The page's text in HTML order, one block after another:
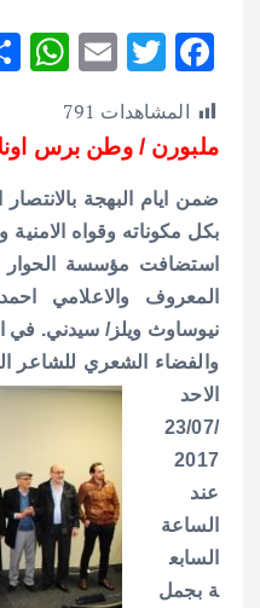
F
ac
e
b
o
o
k
T
w
it
te
r
E
ai
l
s
A
p
p
المشاهدات 791
ملبورن / وطن برس
ضمن ايام البهجة
بكل مكوناته وقواه الامنية
استضافت مؤسسة الحوار
المعروف والاعلامي
نيوساوث ويلز/ سيدني. في
والفضاء الشعري للشاعر
الاحد
23/07/
2017
عند
الساعة
السابع
ة بجمل